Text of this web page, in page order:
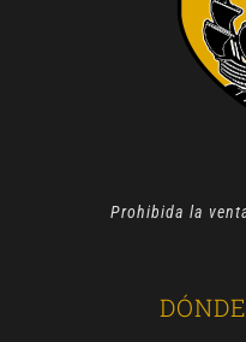
Prohibida la